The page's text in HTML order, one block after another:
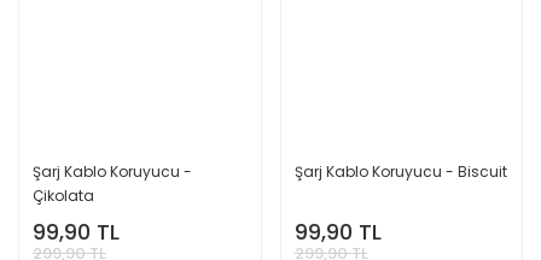
Şarj Kablo Koruyucu -
Çikolata
99,90 TL
299,90 TL
Şarj Kablo Koruyucu - Biscuit
99,90 TL
299,90 TL